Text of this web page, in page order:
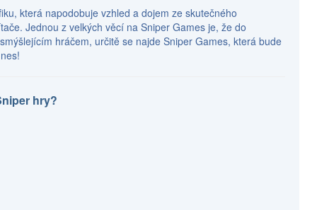
která napodobuje vzhled a dojem ze skutečného
Jednou z velkých věcí na Sniper Games je, že do
hráčem, určitě se najde Sniper Games, která bude
hry?